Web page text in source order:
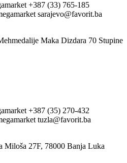
+387 (33) 765-185
sarajevo@favorit.ba
Maka Dizdara 70 Stupine
+387 (35) 270-432
tuzla@favorit.ba
Miloša 27F, 78000 Banja Luka